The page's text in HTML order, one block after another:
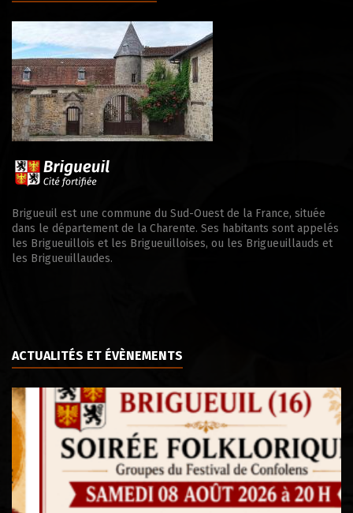
Brigueuil est une commune du Sud-Ouest de la France, située
dans le département de la Charente. Ses habitants sont appelés
les Brigueuillois et les Brigueuilloises, ou les Brigueuillauds et
les Brigueuillaudes.
ACTUALITÉS ET ÉVÈNEMENTS